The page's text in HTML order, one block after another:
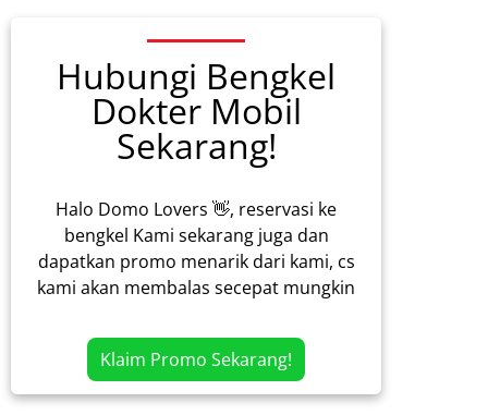
Hubungi Bengkel
Dokter Mobil
Sekarang!
Halo Domo Lovers 👋, reservasi ke
bengkel Kami sekarang juga dan
dapatkan promo menarik dari kami, cs
kami akan membalas secepat mungkin
Klaim Promo Sekarang!